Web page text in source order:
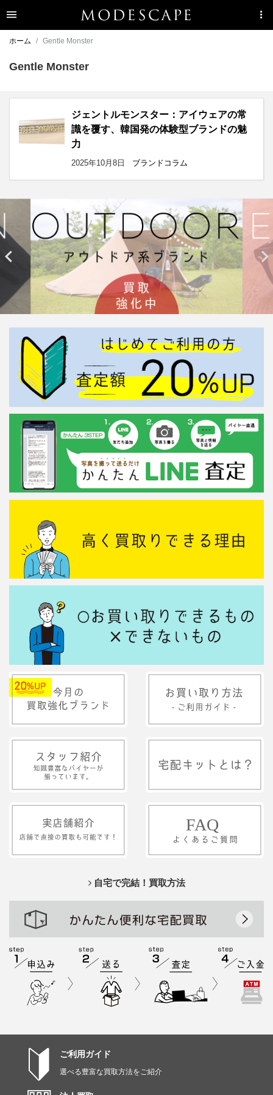
ホーム Gentle Monster
Gentle Monster
ジェントルモンスター：アイウェアの常
識を覆す、韓国発の体験型ブランドの魅
力
2025年10月8日 ブランドコラム
 
自宅で完結！買取方法
ご利用ガイド
選べる豊富な買取方法をご紹介